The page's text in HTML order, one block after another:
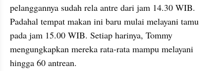
pelanggannya sudah rela antre dari jam 14.30 WIB.
Padahal tempat makan ini baru mulai melayani tamu
pada jam 15.00 WIB. Setiap harinya, Tommy
mengungkapkan mereka rata-rata mampu melayani
hingga 60 antrean.